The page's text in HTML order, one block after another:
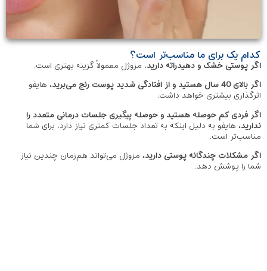
کدام یک برای ما مناسب‌تر است؟
اگر پوستی خشک و دهیدراته دارید، مزوژل معمولاً گزینه بهتری است.
اگر بالای 40 سال هستید و از افتادگی شدید پوست رنج می‌برید،
هایفو
اثرگذاری بیشتری خواهد داشت.
اگر فردی کم حوصله هستید و حوصله پیگیری جلسات درمانی متعدد را
ندارید، هایفو به دلیل اینکه به تعداد جلسات کمتری نیاز دارد، برای شما
مناسب‌تر است.
اگر مشکلات چندگانه پوستی دارید، مزوژل می‌تواند هم‌زمان چندین نیاز
شما را پوشش دهد.